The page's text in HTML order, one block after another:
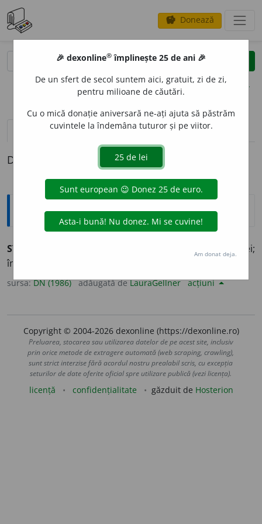
savings Donează
clear
opțiuni
definiții (1) pronunțievolume_up (5)
Definiția cu ID-ul 384045:
Explicative DEX
STUDI
Acțiunea de a (se) studia și rezultatul ei;
învățare, studiu. [
sursa:DN (1986) adăugată deLauraGellner acțiuni
Copyright © 2004-2026 dexonline (https://dexonline.ro)
Preluarea, stocarea sau utilizarea datelor de pe acest site, inclusiv
prin orice metode de extragere automată (web scraping, crawling),
sunt strict interzise fără acordul nostru prealabil scris, cu excepția
seturilor de date oferite oficial spre utilizare publică (vezi licența).
licență confidențialitate găzduit de Hosterion
🎉 dexonline® împlinește 25 de ani 🎉
De un sfert de secol suntem aici, gratuit, zi de zi,
pentru milioane de căutări.
Cu o mică donație aniversară ne-ați ajuta să păstrăm
cuvintele la îndemâna tuturor și pe viitor.
Am donat deja.